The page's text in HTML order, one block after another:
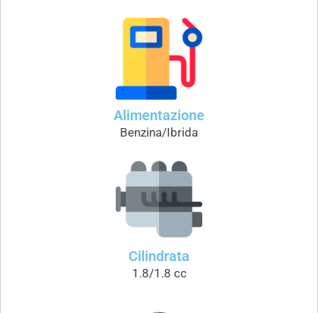
Alimentazione
Benzina/Ibrida
Cilindrata
1.8/1.8 cc